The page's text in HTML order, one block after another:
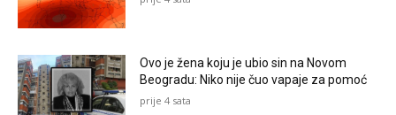
Ovo je žena koju je ubio sin na Novom
Beogradu: Niko nije čuo vapaje za pomoć
prije 4 sata